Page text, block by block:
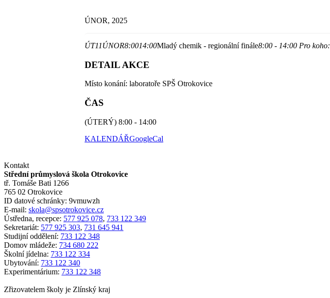
ÚNOR, 2025
ÚT11ÚNOR8:0014:00Mladý chemik - regionální finále8:00 - 14:00 Pro koho:
DETAIL AKCE
Místo konání: laboratoře SPŠ Otrokovice
ČAS
(ÚTERÝ) 8:00 - 14:00
KALENDÁŘGoogleCal
Kontakt
Střední průmyslová škola Otrokovice
tř. Tomáše Bati 1266
765 02 Otrokovice
ID datové schránky: 9vmuwzh
E-mail: skola@spsotrokovice.cz
Ústředna, recepce: 577 925 078, 733 122 349
Sekretariát: 577 925 303, 731 645 941
Studijní oddělení: 733 122 348
Domov mládeže: 734 680 222
Školní jídelna: 733 122 334
Ubytování: 733 122 340
Experimentárium: 733 122 348
Zřizovatelem školy je Zlínský kraj